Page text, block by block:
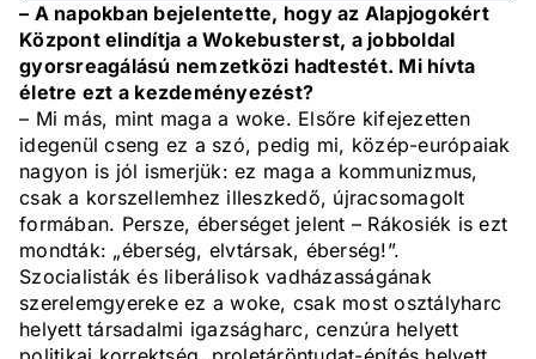
– A napokban bejelentette, hogy az Alapjogokért
Központ elindítja a Wokebusterst, a jobboldal
gyorsreagálású nemzetközi hadtestét. Mi hívta
életre ezt a kezdeményezést?
– Mi más, mint maga a woke. Elsőre kifejezetten
idegenül cseng ez a szó, pedig mi, közép-európaiak
nagyon is jól ismerjük: ez maga a kommunizmus,
csak a korszellemhez illeszkedő, újracsomagolt
formában. Persze, éberséget jelent – Rákosiék is ezt
mondták: „éberség, elvtársak, éberség!”.
Szocialisták és liberálisok vadházasságának
szerelemgyereke ez a woke, csak most osztályharc
helyett társadalmi igazságharc, cenzúra helyett